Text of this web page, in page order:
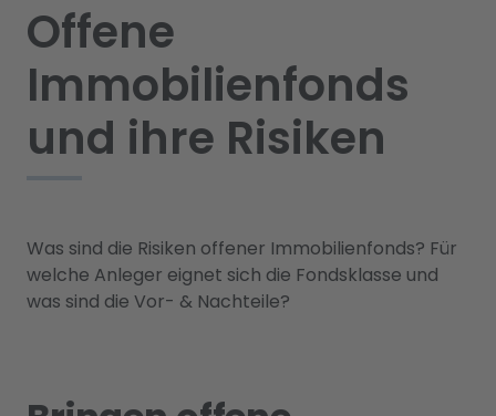
Offene
Immobilienfonds
und ihre Risiken
Was sind die Risiken offener Immobilienfonds? Für
welche Anleger eignet sich die Fondsklasse und
was sind die Vor- & Nachteile?